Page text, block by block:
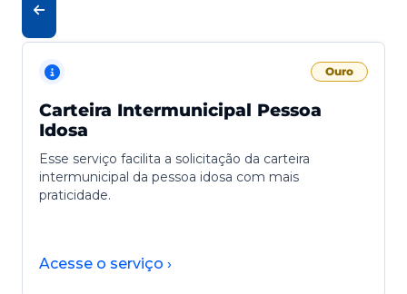
Ouro
Carteira Intermunicipal Pessoa
Idosa
Esse serviço facilita a solicitação da carteira
intermunicipal da pessoa idosa com mais
praticidade.
Acesse o serviço ›